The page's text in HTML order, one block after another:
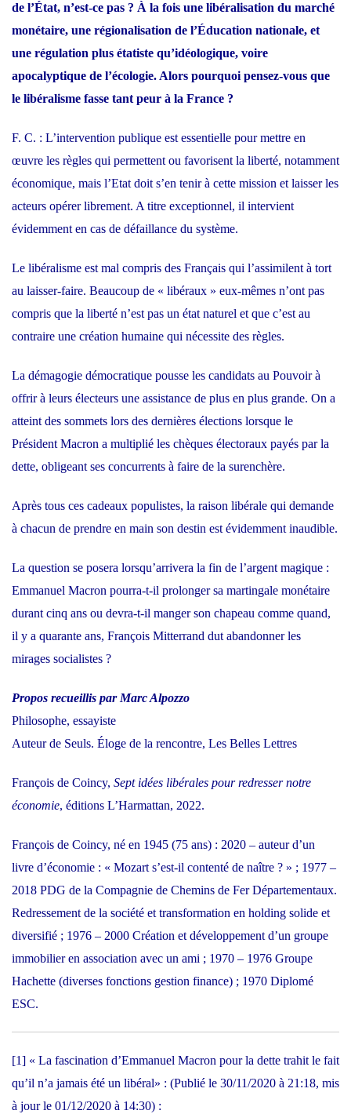
de l’État, n’est-ce pas ? À la fois une libéralisation du marché
monétaire, une régionalisation de l’Éducation nationale, et
une régulation plus étatiste qu’idéologique, voire
apocalyptique de l’écologie. Alors pourquoi pensez-vous que
le libéralisme fasse tant peur à la France ?
F. C. : L’intervention publique est essentielle pour mettre en
œuvre les règles qui permettent ou favorisent la liberté, notamment
économique, mais l’Etat doit s’en tenir à cette mission et laisser les
acteurs opérer librement. A titre exceptionnel, il intervient
évidemment en cas de défaillance du système.
Le libéralisme est mal compris des Français qui l’assimilent à tort
au laisser-faire. Beaucoup de « libéraux » eux-mêmes n’ont pas
compris que la liberté n’est pas un état naturel et que c’est au
contraire une création humaine qui nécessite des règles.
La démagogie démocratique pousse les candidats au Pouvoir à
offrir à leurs électeurs une assistance de plus en plus grande. On a
atteint des sommets lors des dernières élections lorsque le
Président Macron a multiplié les chèques électoraux payés par la
dette, obligeant ses concurrents à faire de la surenchère.
Après tous ces cadeaux populistes, la raison libérale qui demande
à chacun de prendre en main son destin est évidemment inaudible.
La question se posera lorsqu’arrivera la fin de l’argent magique :
Emmanuel Macron pourra-t-il prolonger sa martingale monétaire
durant cinq ans ou devra-t-il manger son chapeau comme quand,
il y a quarante ans, François Mitterrand dut abandonner les
mirages socialistes ?
Propos recueillis par Marc Alpozzo
Philosophe, essayiste
Auteur de Seuls. Éloge de la rencontre, Les Belles Lettres
François de Coincy, Sept idées libérales pour redresser notre
économie, éditions L’Harmattan, 2022.
François de Coincy, né en 1945 (75 ans) : 2020 – auteur d’un
livre d’économie : « Mozart s’est-il contenté de naître ? » ; 1977 –
2018 PDG de la Compagnie de Chemins de Fer Départementaux.
Redressement de la société et transformation en holding solide et
diversifié ; 1976 – 2000 Création et développement d’un groupe
immobilier en association avec un ami ; 1970 – 1976 Groupe
Hachette (diverses fonctions gestion finance) ; 1970 Diplomé
ESC.
[1] « La fascination d’Emmanuel Macron pour la dette trahit le fait
qu’il n’a jamais été un libéral» : (Publié le 30/11/2020 à 21:18, mis
à jour le 01/12/2020 à 14:30) :